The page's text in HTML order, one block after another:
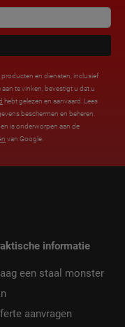
en diensten, inclusief
te vinken, bevestigt u dat u
hebt gelezen en aanvaard. Lees
beschermen en beheren.
is onderworpen aan de
van Google.
informatie
een staal monster
aanvragen